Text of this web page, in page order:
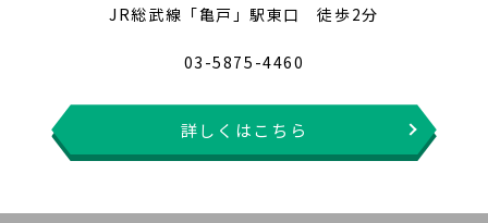
JR総武線「亀戸」駅東口 徒歩2分
03-5875-4460
詳しくはこちら